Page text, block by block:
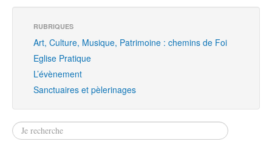
RUBRIQUES
Art, Culture, Musique, Patrimoine : chemins de Foi
Eglise Pratique
L’évènement
Sanctuaires et pèlerinages